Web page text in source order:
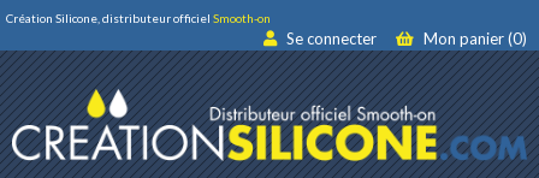
Création Silicone, distributeur officiel Smooth-on
Se connecter Mon panier (0)